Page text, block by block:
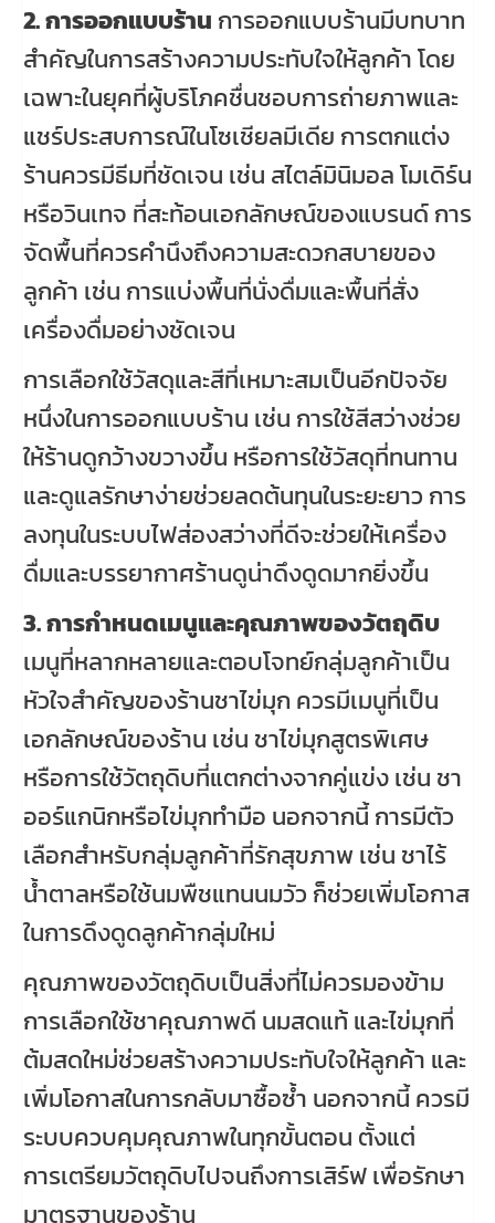
2. การออกแบบร้าน การออกแบบร้านมีบทบาท
สำคัญในการสร้างความประทับใจให้ลูกค้า โดย
เฉพาะในยุคที่ผู้บริโภคชื่นชอบการถ่ายภาพและ
แชร์ประสบการณ์ในโซเชียลมีเดีย การตกแต่ง
ร้านควรมีธีมที่ชัดเจน เช่น สไตล์มินิมอล โมเดิร์น
หรือวินเทจ ที่สะท้อนเอกลักษณ์ของแบรนด์ การ
จัดพื้นที่ควรคำนึงถึงความสะดวกสบายของ
ลูกค้า เช่น การแบ่งพื้นที่นั่งดื่มและพื้นที่สั่ง
เครื่องดื่มอย่างชัดเจน
การเลือกใช้วัสดุและสีที่เหมาะสมเป็นอีกปัจจัย
หนึ่งในการออกแบบร้าน เช่น การใช้สีสว่างช่วย
ให้ร้านดูกว้างขวางขึ้น หรือการใช้วัสดุที่ทนทาน
และดูแลรักษาง่ายช่วยลดต้นทุนในระยะยาว การ
ลงทุนในระบบไฟส่องสว่างที่ดีจะช่วยให้เครื่อง
ดื่มและบรรยากาศร้านดูน่าดึงดูดมากยิ่งขึ้น
3. การกำหนดเมนูและคุณภาพของวัตถุดิบ
เมนูที่หลากหลายและตอบโจทย์กลุ่มลูกค้าเป็น
หัวใจสำคัญของร้านชาไข่มุก ควรมีเมนูที่เป็น
เอกลักษณ์ของร้าน เช่น ชาไข่มุกสูตรพิเศษ
หรือการใช้วัตถุดิบที่แตกต่างจากคู่แข่ง เช่น ชา
ออร์แกนิกหรือไข่มุกทำมือ นอกจากนี้ การมีตัว
เลือกสำหรับกลุ่มลูกค้าที่รักสุขภาพ เช่น ชาไร้
น้ำตาลหรือใช้นมพืชแทนนมวัว ก็ช่วยเพิ่มโอกาส
ในการดึงดูดลูกค้ากลุ่มใหม่
คุณภาพของวัตถุดิบเป็นสิ่งที่ไม่ควรมองข้าม
การเลือกใช้ชาคุณภาพดี นมสดแท้ และไข่มุกที่
ต้มสดใหม่ช่วยสร้างความประทับใจให้ลูกค้า และ
เพิ่มโอกาสในการกลับมาซื้อซ้ำ นอกจากนี้ ควรมี
ระบบควบคุมคุณภาพในทุกขั้นตอน ตั้งแต่
การเตรียมวัตถุดิบไปจนถึงการเสิร์ฟ เพื่อรักษา
มาตรฐานของร้าน